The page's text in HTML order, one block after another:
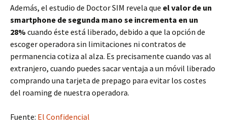
Además, el estudio de Doctor SIM revela que el valor de un
smartphone de segunda mano se incrementa en un
28% cuando éste está liberado, debido a que la opción de
escoger operadora sin limitaciones ni contratos de
permanencia cotiza al alza. Es precisamente cuando vas al
extranjero, cuando puedes sacar ventaja a un móvil liberado
comprando una tarjeta de prepago para evitar los costes
del roaming de nuestra operadora.
Fuente: El Confidencial